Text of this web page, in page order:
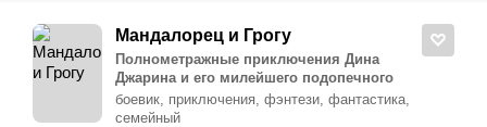
Мандалорец и Грогу
Полнометражные приключения Дина
Джарина и его милейшего подопечного
боевик, приключения, фэнтези, фантастика,
семейный